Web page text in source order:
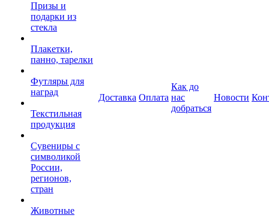
Призы и
подарки из
стекла
Плакетки,
панно, тарелки
Футляры для
наград
Текстильная
продукция
Сувениры с
символикой
России,
регионов,
стран
Животные
Доставка Оплата
Как до
нас
добраться
Новости